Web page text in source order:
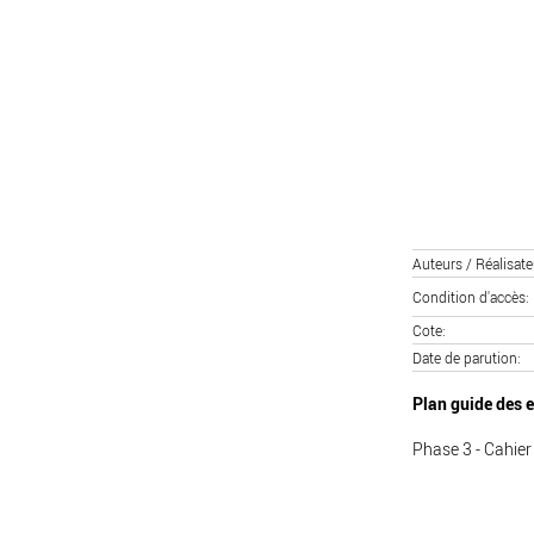
Auteurs /
Condition d'accès
Cote
Date de parution
Plan guide des
Phase 3 -